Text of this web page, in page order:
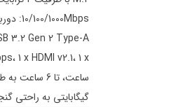
گیگابایتی به راحتی